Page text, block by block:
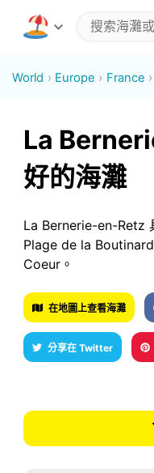
World Europe France
La
好的海灘
La Bernerie-en-Retz
Plage de la
Coeur。
在地圖上查看海灘
分享在 Twitter